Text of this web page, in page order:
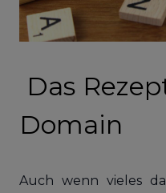
Das
Domain
Auch wenn vieles